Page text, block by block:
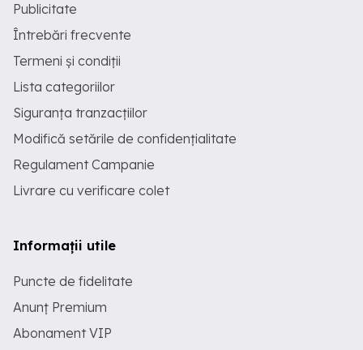
Publicitate
Întrebări frecvente
Termeni și condiții
Lista categoriilor
Siguranța tranzacțiilor
Modifică setările de confidențialitate
Regulament Campanie
Livrare cu verificare colet
Informații utile
Puncte de fidelitate
Anunț Premium
Abonament VIP